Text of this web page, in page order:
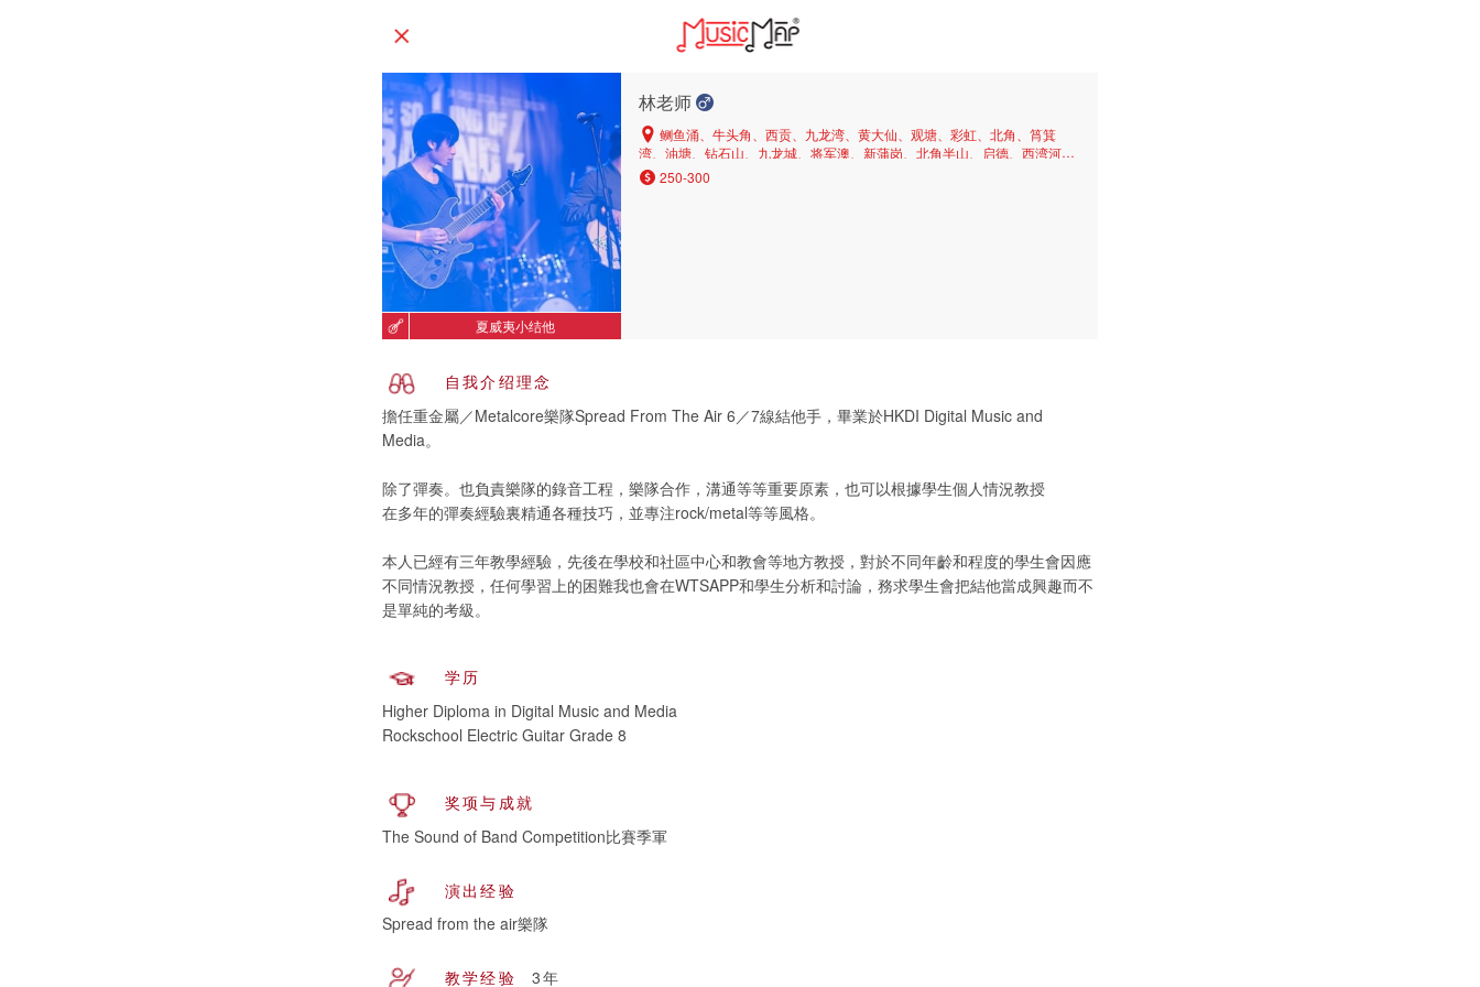
夏威夷小结他
林老师
鲗鱼涌、牛头角、西贡、九龙湾、黄大仙、观塘、彩虹、北角、筲箕
湾、油塘、钻石山、九龙城、将军澳、新蒲岗、北角半山、启德、西湾河、
茶果岭、石硖尾
250-300
自我介绍理念
擔任重金屬／Metalcore樂隊Spread From The Air 6／7線結他手，畢業於HKDI Digital Music and
Media。
除了彈奏。也負責樂隊的錄音工程，樂隊合作，溝通等等重要原素，也可以根據學生個人情況教授
在多年的彈奏經驗裏精通各種技巧，並專注rock/metal等等風格。
本人已經有三年教學經驗，先後在學校和社區中心和教會等地方教授，對於不同年齡和程度的學生會因應
不同情況教授，任何學習上的困難我也會在WTSAPP和學生分析和討論，務求學生會把結他當成興趣而不
是單純的考級。
学历
Higher Diploma in Digital Music and Media
Rockschool Electric Guitar Grade 8
奖项与成就
The Sound of Band Competition比賽季軍
演出经验
Spread from the air樂隊
教学经验 3年